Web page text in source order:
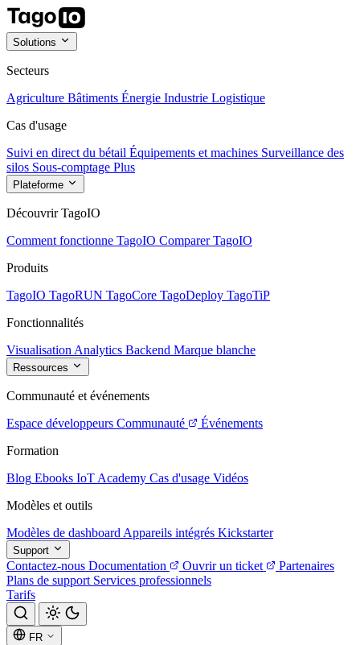
Solutions
Secteurs
Agriculture Bâtiments Énergie Industrie Logistique
Cas d'usage
Suivi en direct du bétail Équipements et machines Surveillance des
silos Sous-comptage Plus
Plateforme
Découvrir TagoIO
Comment fonctionne TagoIO Comparer TagoIO
Produits
TagoIO TagoRUN TagoCore TagoDeploy TagoTiP
Fonctionnalités
Visualisation Analytics Backend Marque blanche
Ressources
Communauté et événements
Espace développeurs Communauté
Événements
Formation
Blog Ebooks IoT Academy Cas d'usage Vidéos
Modèles et outils
Modèles de dashboard Appareils intégrés Kickstarter
Support
Contactez-nous Documentation Ouvrir un ticket
Partenaires
Plans de support Services professionnels
Tarifs
FR